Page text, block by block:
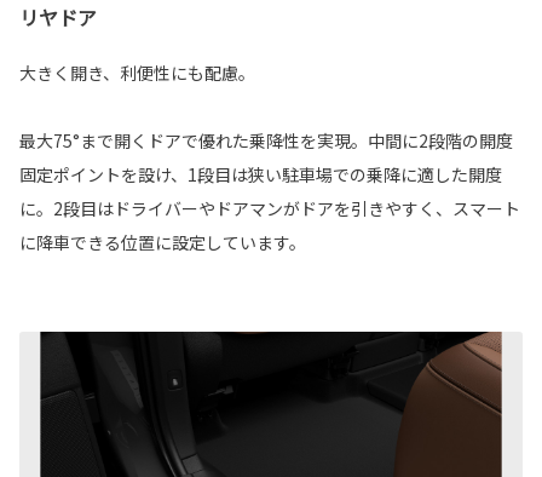
リヤドア
大きく開き、利便性にも配慮。
最大75°まで開くドアで優れた乗降性を実現。中間に2段階の開度
固定ポイントを設け、1段目は狭い駐車場での乗降に適した開度
に。2段目はドライバーやドアマンがドアを引きやすく、スマート
に降車できる位置に設定しています。